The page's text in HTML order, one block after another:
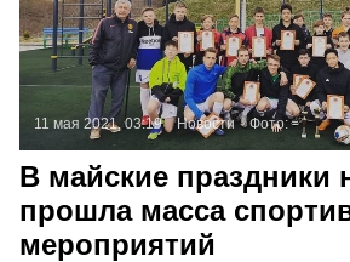
11 мая 2021, 03:19 Новости Фото:
В майские праздники
прошла масса
мероприятий